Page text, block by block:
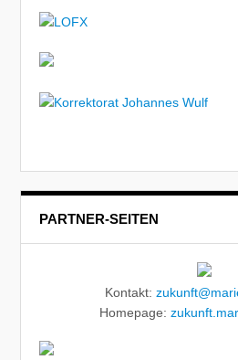
PARTNER-SEITEN
Kontakt:
Homepage: